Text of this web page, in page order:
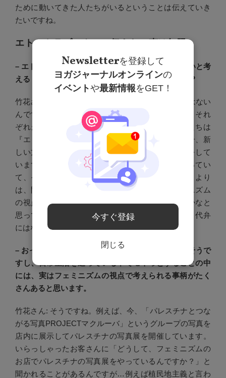
ために動いてきた人たちがいるということは伝えていき
たいですね。
エトセトラブックスの伝えたい声は無限
– エトセトラブックスさんが、独自で伝えていきたいと考
える「エトセトラの声」にはどんな声がありますか？
竹花さん: それこそ、本当にフェミニズムは一つではない
んですよね。よく一人一派と言われるんですけど、それ
ぞれが思うフェミニズムは違うと思います。私たちは
『エトセトラ』という雑誌を作っていますが、毎号、新
しい方をゲスト編集長に迎えて一緒に特集を編集をして
います。その都度、テーマを絞って伝える形をとってい
て、それはある特定のテーマを一番伝えたいというより
は、問題がたくさんあって、そのどれもがフェミニズム
の視点で考えられるということを伝えるのが大事かなと
思っているからです。私は、編集長ではないので、代弁
にはなってしまうんですが。
– おっしゃる通り、社会の問題とされていることもそうで
すし、日常生活を送っている中でモヤっとすることの中
には、実はフェミニズムの視点で考えられる事柄がたく
さんあると思います。
竹花さん: そうですね。例えば、今、「パレスチナとつな
がる写真PROJECTマクルーバ」というグループの写真を
店内に展示してパレスチナの写真展を開催しています。
いらっしゃったお客さんに「どうして、フェミニズムの
お店でパレスチナの写真展をやっているんですか？」と
聞かれることがあるんですが…例えば植民地主義と言わ
Newsletterを登録して
ヨガジャーナルオンラインの
イベントや最新情報をGET！
今すぐ登録
閉じる